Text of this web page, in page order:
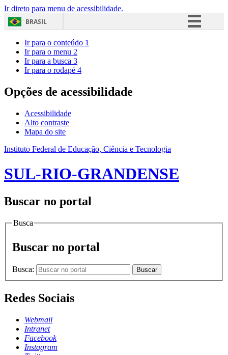
Ir direto para menu de acessibilidade.
BRASIL
Acesso à informação
Ir para o conteúdo 1
Ir para o menu 2
Ir para a busca 3
Ir para o rodapé 4
Opções de acessibilidade
Acessibilidade
Alto contraste
Mapa do site
Instituto Federal de Educação, Ciência e Tecnologia
SUL-RIO-GRANDENSE
Buscar no portal
Busca
Buscar no portal
Busca: Buscar
Redes Sociais
Webmail
Intranet
Facebook
Instagram